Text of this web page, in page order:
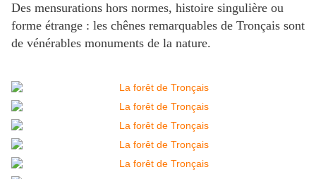
Des mensurations hors normes, histoire singulière ou
forme étrange : les chênes remarquables de Tronçais sont
de vénérables monuments de la nature.